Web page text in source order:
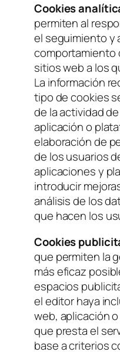
Cookies
permiten al
el seguimiento y
comportamiento
sitios web a los
La información
tipo de cookies
de la actividad
aplicación o
elaboración de
de los usuarios
aplicaciones y
introducir
análisis de los
que hacen los
Cookies
que permiten la
más eficaz
espacios
el editor haya
web, aplicación
que presta el
base a criterios